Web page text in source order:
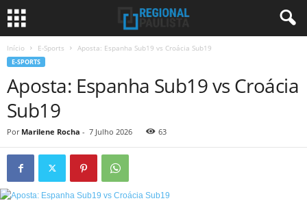
Início E-Sports Aposta: Espanha Sub19 vs Croácia Sub19
E-SPORTS
Aposta: Espanha Sub19 vs Croácia
Sub19
Por Marilene Rocha - 7 Julho 2026 63